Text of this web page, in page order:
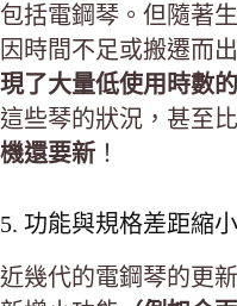
包括電鋼琴。但隨著
因時間不足或搬遷而
現了大量低使用時數
這些琴的狀況，甚至
機還要新 ！
5. 功能與規格差距縮小
近幾代的電鋼琴的更